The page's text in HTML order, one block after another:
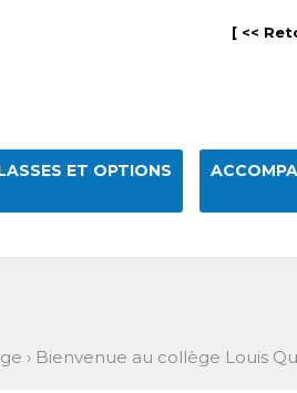
[ <<
ET OPTIONS
› Bienvenue au collège Louis